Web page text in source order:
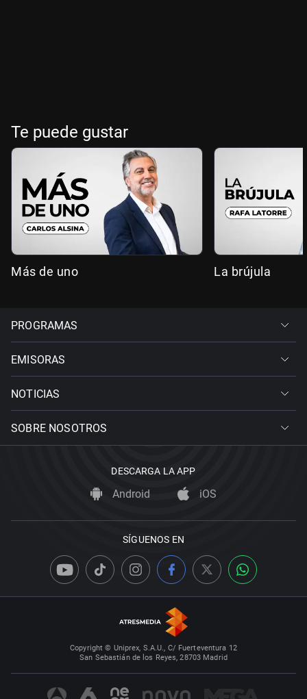
Te puede gustar
Más de uno La brújula
PROGRAMAS
EMISORAS
NOTICIAS
SOBRE NOSOTROS
DESCARGA LA APP
Android iOS
SÍGUENOS EN
Copyright © Uniprex, S.A.U., C/ Fuerteventura 12
San Sebastián de los Reyes, 28703 Madrid